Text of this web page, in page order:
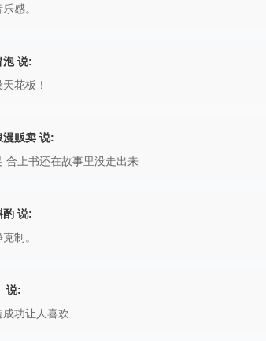
感。
泡 说:
花板！
漫贩卖 说:
合上书还在故事里没走出来
酌 说:
制。
说:
成功让人喜欢